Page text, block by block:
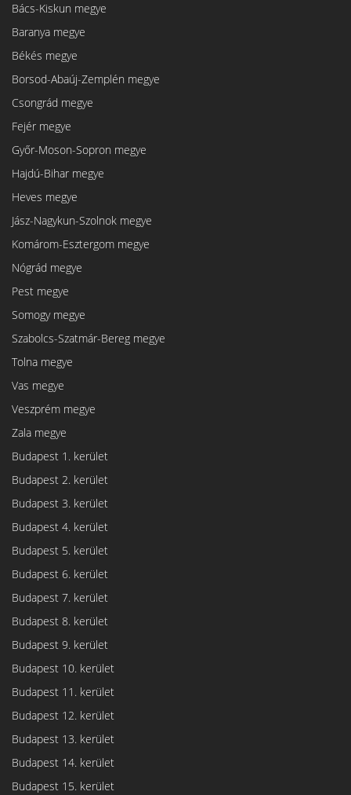
Bács-Kiskun megye
Baranya megye
Békés megye
Borsod-Abaúj-Zemplén megye
Csongrád megye
Fejér megye
Győr-Moson-Sopron megye
Hajdú-Bihar megye
Heves megye
Jász-Nagykun-Szolnok megye
Komárom-Esztergom megye
Nógrád megye
Pest megye
Somogy megye
Szabolcs-Szatmár-Bereg megye
Tolna megye
Vas megye
Veszprém megye
Zala megye
Budapest 1. kerület
Budapest 2. kerület
Budapest 3. kerület
Budapest 4. kerület
Budapest 5. kerület
Budapest 6. kerület
Budapest 7. kerület
Budapest 8. kerület
Budapest 9. kerület
Budapest 10. kerület
Budapest 11. kerület
Budapest 12. kerület
Budapest 13. kerület
Budapest 14. kerület
Budapest 15. kerület